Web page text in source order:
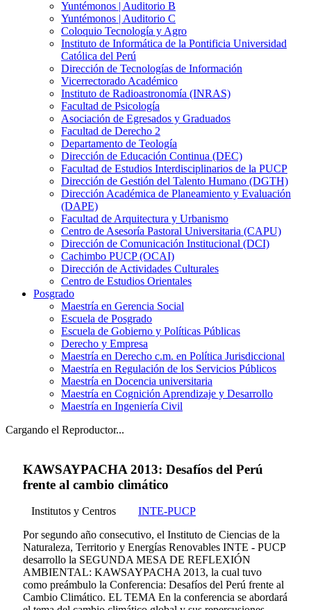
Yuntémonos | Auditorio B
Yuntémonos | Auditorio C
Coloquio Tecnología y Agro
Instituto de Informática de la Pontificia Universidad
Católica del Perú
Dirección de Tecnologías de Información
Vicerrectorado Académico
Instituto de Radioastronomía (INRAS)
Facultad de Psicología
Asociación de Egresados y Graduados
Facultad de Derecho 2
Departamento de Teología
Dirección de Educación Continua (DEC)
Facultad de Estudios Interdisciplinarios de la PUCP
Dirección de Gestión del Talento Humano (DGTH)
Dirección Académica de Planeamiento y Evaluación
(DAPE)
Facultad de Arquitectura y Urbanismo
Centro de Asesoría Pastoral Universitaria (CAPU)
Dirección de Comunicación Institucional (DCI)
Cachimbo PUCP (OCAI)
Dirección de Actividades Culturales
Centro de Estudios Orientales
Posgrado
Maestría en Gerencia Social
Escuela de Posgrado
Escuela de Gobierno y Políticas Públicas
Derecho y Empresa
Maestría en Derecho c.m. en Política Jurisdiccional
Maestría en Regulación de los Servicios Públicos
Maestría en Docencia universitaria
Maestría en Cognición Aprendizaje y Desarrollo
Maestría en Ingeniería Civil
Cargando el Reproductor...
KAWSAYPACHA 2013: Desafíos del Perú
frente al cambio climático
Institutos y Centros
INTE-PUCP
Por segundo año consecutivo, el Instituto de Ciencias de la
Naturaleza, Territorio y Energías Renovables INTE - PUCP
desarrollo la SEGUNDA MESA DE REFLEXIÓN
AMBIENTAL: KAWSAYPACHA 2013, la cual tuvo
como preámbulo la Conferencia: Desafíos del Perú frente al
Cambio Climático. EL TEMA En la conferencia se abordará